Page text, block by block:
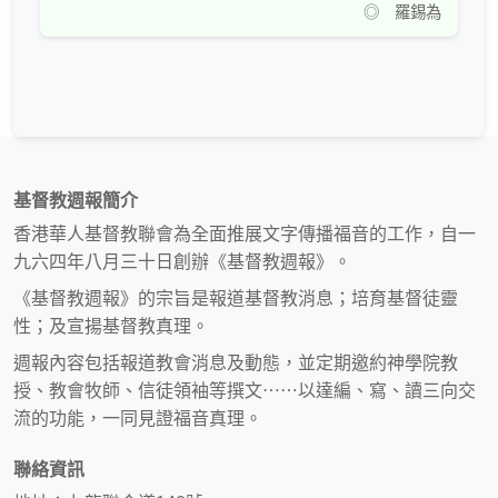
◎ 羅錫為
基督教週報簡介
香港華人基督教聯會為全面推展文字傳播福音的工作，自一
九六四年八月三十日創辦《基督教週報》。
《基督教週報》的宗旨是報道基督教消息；培育基督徒靈
性；及宣揚基督教真理。
週報內容包括報道教會消息及動態，並定期邀約神學院教
授、教會牧師、信徒領袖等撰文⋯⋯以達編、寫、讀三向交
流的功能，一同見證福音真理。
聯絡資訊